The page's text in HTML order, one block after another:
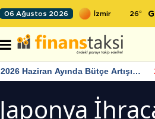
06 Ağustos 2026 26°
2026 Haziran Ayında Bütçe Artışı
Yaşandı
Japonya